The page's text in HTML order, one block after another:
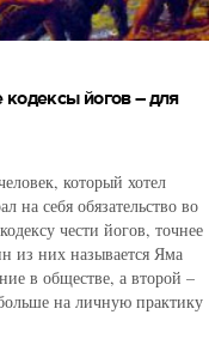
йогов – для
который хотел
на себя обязательство во
чести йогов, точнее
из них называется Яма
в обществе, а второй –
на личную практику